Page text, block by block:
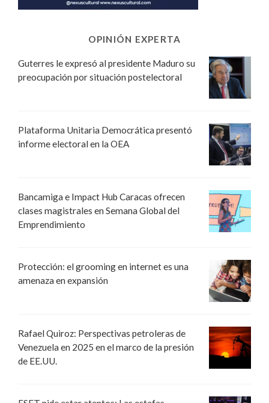
OPINIÓN EXPERTA
Guterres le expresó al presidente Maduro su
preocupación por situación postelectoral
Plataforma Unitaria Democrática presentó
informe electoral en la OEA
Bancamiga e Impact Hub Caracas ofrecen
clases magistrales en Semana Global del
Emprendimiento
Protección: el grooming en internet es una
amenaza en expansión
Rafael Quiroz: Perspectivas petroleras de
Venezuela en 2025 en el marco de la presión
de EE.UU.